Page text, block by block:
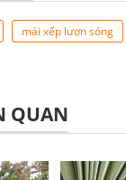
mái xếp lượn sóng
QUAN